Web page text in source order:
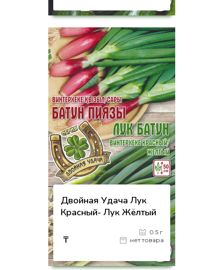
- + КУПИТЬ
на страницу товара
Двойная Удача Лук
Красный- Лук Жёлтый
₸
0.5 г
нет товара